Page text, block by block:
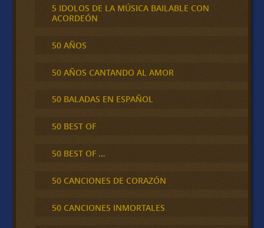
5 IDOLOS DE LA MÚSICA BAILABLE CON
ACORDEÓN
50 AÑOS
50 AÑOS CANTANDO AL AMOR
50 BALADAS EN ESPAÑOL
50 BEST OF
50 BEST OF …
50 CANCIONES DE CORAZÓN
50 CANCIONES INMORTALES